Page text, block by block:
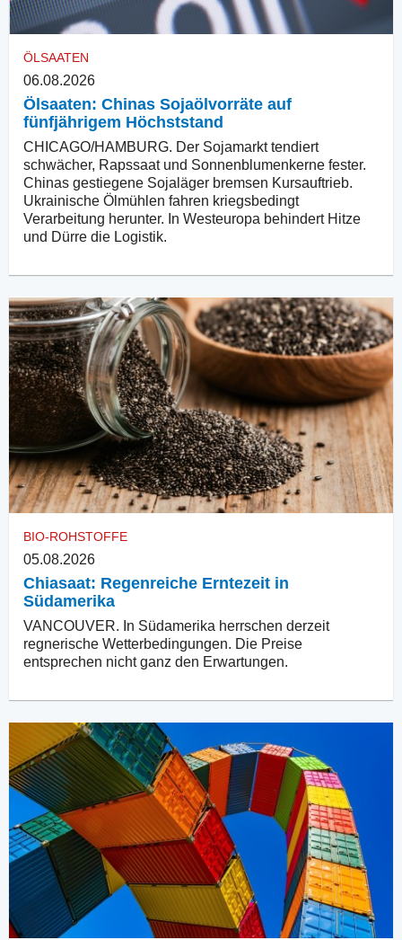
ÖLSAATEN
06.08.2026
Ölsaaten: Chinas Sojaölvorräte auf
fünfjährigem Höchststand
CHICAGO/HAMBURG. Der Sojamarkt tendiert
schwächer, Rapssaat und Sonnenblumenkerne fester.
Chinas gestiegene Sojaläger bremsen Kursauftrieb.
Ukrainische Ölmühlen fahren kriegsbedingt
Verarbeitung herunter. In Westeuropa behindert Hitze
und Dürre die Logistik.
BIO-ROHSTOFFE
05.08.2026
Chiasaat: Regenreiche Erntezeit in
Südamerika
VANCOUVER. In Südamerika herrschen derzeit
regnerische Wetterbedingungen. Die Preise
entsprechen nicht ganz den Erwartungen.